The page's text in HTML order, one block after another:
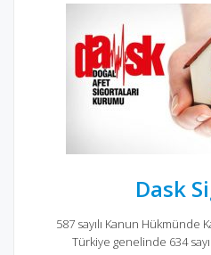
Dask
587 sayılı Kanun Hükmünde
Türkiye genelinde 634